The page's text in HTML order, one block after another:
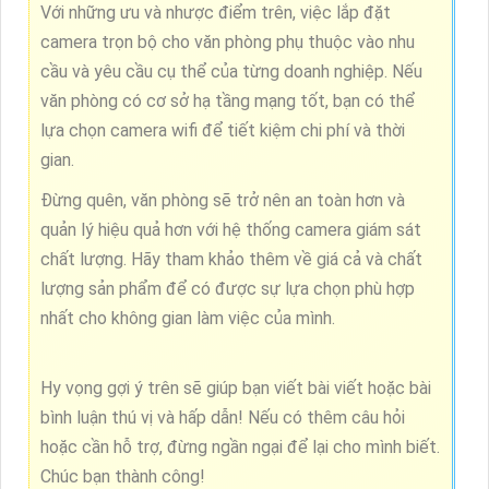
Với những ưu và nhược điểm trên, việc lắp đặt
camera trọn bộ cho văn phòng phụ thuộc vào nhu
cầu và yêu cầu cụ thể của từng doanh nghiệp. Nếu
văn phòng có cơ sở hạ tầng mạng tốt, bạn có thể
lựa chọn camera wifi để tiết kiệm chi phí và thời
gian.
Đừng quên, văn phòng sẽ trở nên an toàn hơn và
quản lý hiệu quả hơn với hệ thống camera giám sát
chất lượng. Hãy tham khảo thêm về giá cả và chất
lượng sản phẩm để có được sự lựa chọn phù hợp
nhất cho không gian làm việc của mình.
Hy vọng gợi ý trên sẽ giúp bạn viết bài viết hoặc bài
bình luận thú vị và hấp dẫn! Nếu có thêm câu hỏi
hoặc cần hỗ trợ, đừng ngần ngại để lại cho mình biết.
Chúc bạn thành công!